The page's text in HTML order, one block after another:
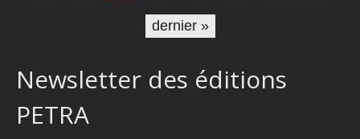
dernier »
Newsletter des éditions
PETRA